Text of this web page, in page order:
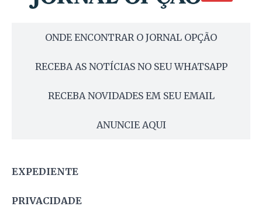
ONDE ENCONTRAR O JORNAL OPÇÃO
RECEBA AS NOTÍCIAS NO SEU WHATSAPP
RECEBA NOVIDADES EM SEU EMAIL
ANUNCIE AQUI
EXPEDIENTE
PRIVACIDADE